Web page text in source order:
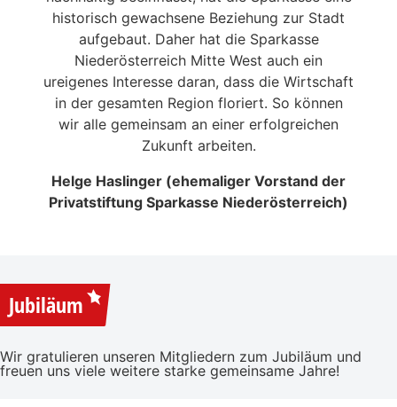
historisch gewachsene Beziehung zur Stadt
aufgebaut. Daher hat die Sparkasse
Niederösterreich Mitte West auch ein
ureigenes Interesse daran, dass die Wirtschaft
in der gesamten Region floriert. So können
wir alle gemeinsam an einer erfolgreichen
Zukunft arbeiten.
Helge Haslinger (ehemaliger Vorstand der
Privatstiftung Sparkasse Niederösterreich)
Jubiläum
Wir gratulieren unseren Mitgliedern zum Jubiläum und
freuen uns viele weitere starke gemeinsame Jahre!